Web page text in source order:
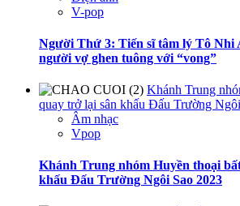
V-pop
Người Thứ 3: Tiến sĩ tâm lý Tô Nhi
người vợ ghen tuông với “vong”
Khánh Trung
quay trở lại sân khấu Đấu Trường
Âm nhạc
Vpop
Khánh Trung nhóm Huyền thoại
khấu Đấu Trường Ngôi Sao 2023